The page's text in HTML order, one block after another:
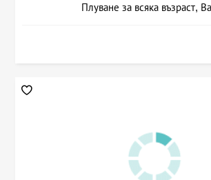
Плуване за всяка възраст,